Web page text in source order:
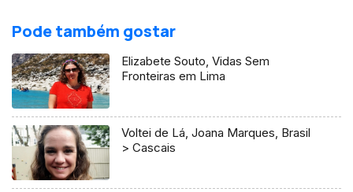
Pode também gostar
Elizabete Souto, Vidas Sem
Fronteiras em Lima
Voltei de Lá, Joana Marques, Brasil
> Cascais